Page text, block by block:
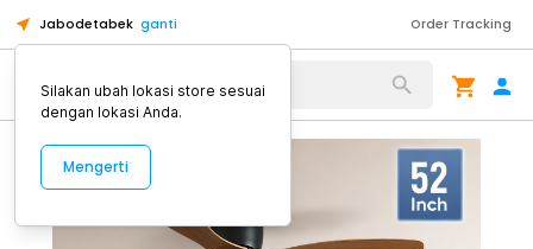
Jabodetabek ganti Order Tracking
Alat Kopi
Silakan ubah lokasi store sesuai
dengan lokasi Anda.
Mengerti